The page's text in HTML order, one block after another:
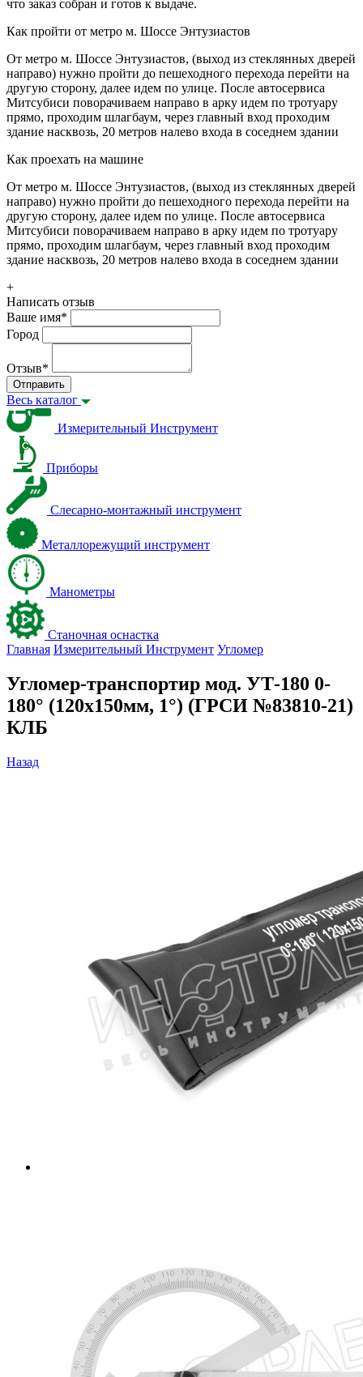
что заказ собран и готов к выдаче.
Как пройти от метро м. Шоссе Энтузиастов
От метро м. Шоссе Энтузиастов, (выход из стеклянных дверей
направо) нужно пройти до пешеходного перехода перейти на
другую сторону, далее идем по улице. После автосервиса
Митсубиси поворачиваем направо в арку идем по тротуару
прямо, проходим шлагбаум, через главный вход проходим
здание насквозь, 20 метров налево входа в соседнем здании
Как проехать на машине
От метро м. Шоссе Энтузиастов, (выход из стеклянных дверей
направо) нужно пройти до пешеходного перехода перейти на
другую сторону, далее идем по улице. После автосервиса
Митсубиси поворачиваем направо в арку идем по тротуару
прямо, проходим шлагбаум, через главный вход проходим
здание насквозь, 20 метров налево входа в соседнем здании
+
Написать отзыв
Ваше имя*
Город
Отзыв*
Отправить
Весь каталог
Измерительный Инструмент
Приборы
Слесарно-монтажный инструмент
Металлорежущий инструмент
Манометры
Станочная оснастка
Главная Измерительный Инструмент Угломер
Угломер-транспортир мод. УТ-180 0-
180° (120х150мм, 1°) (ГРСИ №83810-21)
КЛБ
Назад